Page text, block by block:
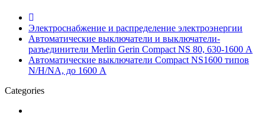
Электроснабжение и распределение электроэнергии
Автоматические выключатели и выключатели-
разъединители Merlin Gerin Compact NS 80, 630-1600 А
Автоматические выключатели Compact NS1600 типов
N/H/NA, до 1600 А
Categories